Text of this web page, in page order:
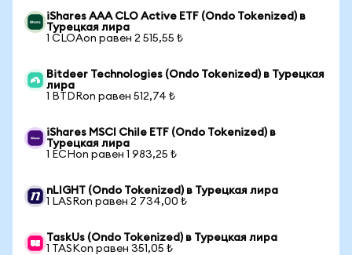
iShares AAA CLO Active ETF (Ondo Tokenized) в
Турецкая лира
1 CLOAon равен 2 515,55 ₺
Bitdeer Technologies (Ondo Tokenized) в Турецкая
лира
1 BTDRon равен 512,74 ₺
iShares MSCI Chile ETF (Ondo Tokenized) в
Турецкая лира
1 ECHon равен 1 983,25 ₺
nLIGHT (Ondo Tokenized) в Турецкая лира
1 LASRon равен 2 734,00 ₺
TaskUs (Ondo Tokenized) в Турецкая лира
1 TASKon равен 351,05 ₺